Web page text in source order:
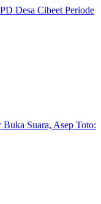
Desa Cibeet Periode
Suara, Asep Toto: